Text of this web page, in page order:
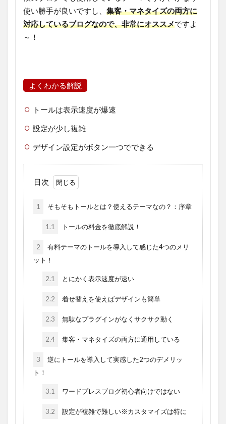
使い勝手が良いですし、 集客・マネタイズの両方に
対応しているブログなので、非常にオススメですよ
～！
よくわかる解説
トールは表示速度が爆速
設定が少し複雑
デザイン設定がボタン一つでできる
目次
1 そもそもトールとは？使えるテーマなの？：序章
1.1 トールの料金を徹底解説！
2
有料テーマのトールを導入して感じた4つのメリ
ット！
2.1 とにかく表示速度が速い
2.2 着せ替えを使えばデザインも簡単
2.3 無駄なプラグインがなくサクサク動く
2.4 集客・マネタイズの両方に通用している
3
逆にトールを導入して実感した2つのデメリッ
ト！
3.1 ワードプレスブログ初心者向けではない
3.2 設定が複雑で難しい※カスタマイズは特に